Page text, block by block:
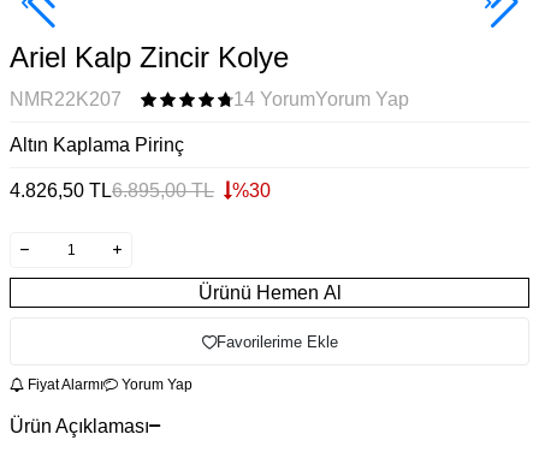
Çok Satan
Ariel Kalp Zincir Kolye
NMR22K207 14 YorumYorum Yap
Altın Kaplama Pirinç
4.826,50 TL6.895,00TL %30
Ürünü Hemen Al
Favorilerime Ekle
Fiyat Alarmı Yorum Yap
Ürün Açıklaması